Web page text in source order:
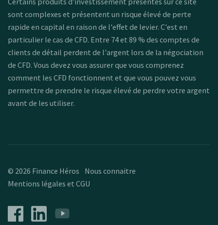
sont complexes et présentent un risque élevé de perte
rapide en capital en raison de l'effet de levier. C'est en
particulier le cas de CFD. Entre 74 et 89 % des comptes de
clients de détail perdent de l'argent lors de la négociation
de CFD. Vous devez vous assurer que vous comprenez
comment les CFD fonctionnent et que vous pouvez vous
permettre de prendre le risque élevé de perdre votre argent
avant de les utiliser.
© 2026 Finance Héros
Nous connaitre
Mentions légales et CGU